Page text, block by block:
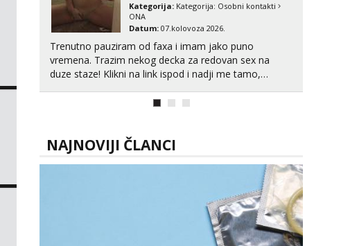
Kategorija: Kategorija: Osobni kontakti
ONA
Datum: 07.kolovoza 2026.
Trenutno pauziram od faxa i imam jako puno
vremena. Trazim nekog decka za redovan sex na
duze staze! Klikni na link ispod i nadji me tamo,
NAJNOVIJI ČLANCI